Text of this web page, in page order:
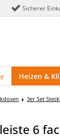
Sicherer
Heizen &
3er Set
6